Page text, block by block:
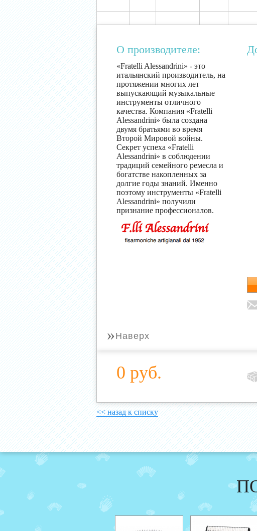
О производителе:
«Fratelli Alessandrini» - это
итальянский производитель, на
протяжении многих лет
выпускающий музыкальные
инструменты отличного
качества. Компания «Fratelli
Alessandrini» была создана
двумя братьями во время
Второй Мировой войны.
Секрет успеха «Fratelli
Alessandrini» в соблюдении
традиций семейного ремесла и
богатстве накопленных за
долгие годы знаний. Именно
поэтому инструменты «Fratelli
Alessandrini» получили
признание профессионалов.
» Наверх
0 руб.
<< назад к списку